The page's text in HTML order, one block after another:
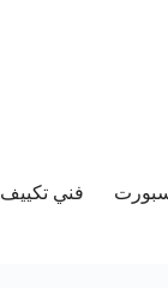
فني تكييف